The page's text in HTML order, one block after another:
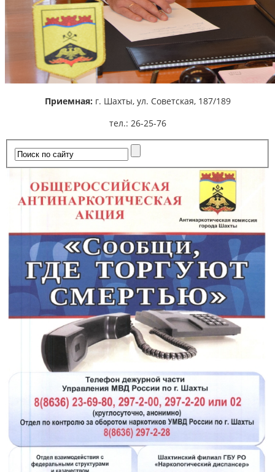
Приемная: г. Шахты, ул. Советская, 187/189
тел.: 26-25-76